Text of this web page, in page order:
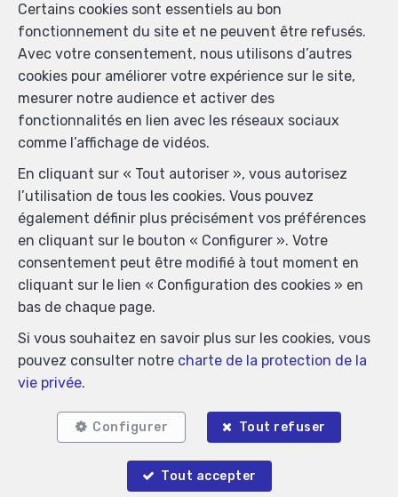
Certains cookies sont essentiels au bon
fonctionnement du site et ne peuvent être refusés.
Avec votre consentement, nous utilisons d’autres
cookies pour améliorer votre expérience sur le site,
mesurer notre audience et activer des
fonctionnalités en lien avec les réseaux sociaux
comme l’affichage de vidéos.
En cliquant sur « Tout autoriser », vous autorisez
l’utilisation de tous les cookies. Vous pouvez
également définir plus précisément vos préférences
en cliquant sur le bouton « Configurer ». Votre
consentement peut être modifié à tout moment en
cliquant sur le lien « Configuration des cookies » en
bas de chaque page.
Si vous souhaitez en savoir plus sur les cookies, vous
pouvez consulter notre charte de la protection de la
vie privée.
Configurer Tout refuser
Tout accepter
—
immopetitjean@gmail.com
Agent immobilier agréé IPI sous le numéro 505438 en
Belgique - N° entreprise : TVA BE-0425.723.793-
Instance de contrôle: Institut professionnel des agents
immobiliers, rue du Luxembourg 16B, 1000 Bruxelles
(+32 2 505 38 50 - info@ipi.be) - Soumis au
déontologique de l’ IPI
RC professionnelle et cautionnement via AXA Belgium
SA, Place du Trône 1, 1000 Bruxelles – police n°
730.390.160. Couverture valable pour les activités
réalisées en Belgique
Charte de la protection de la vie privée
Configuration des cookies
WEBULOUS.IMMO